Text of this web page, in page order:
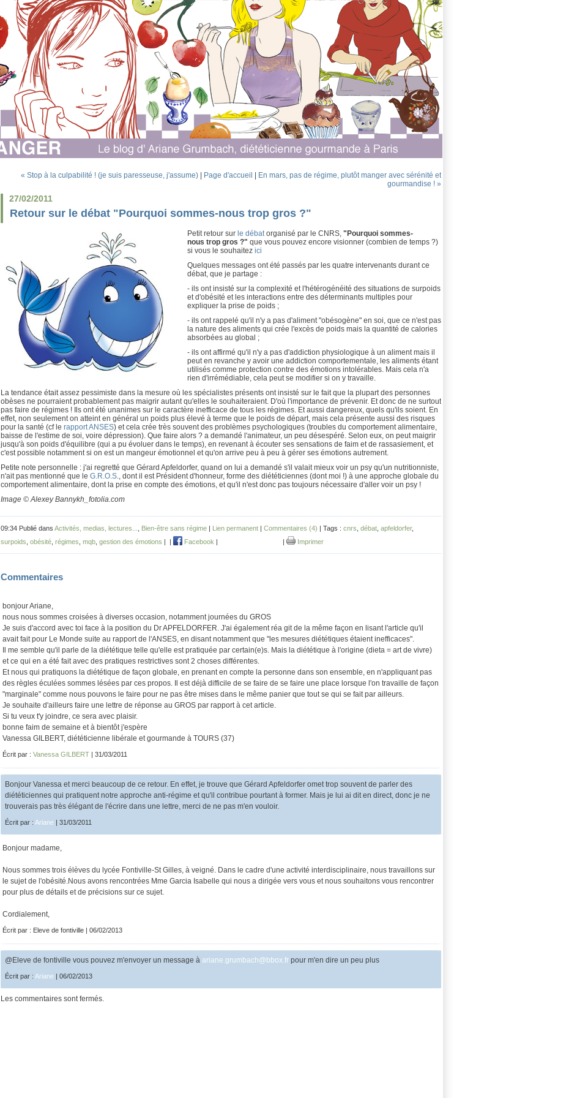
« Stop à la culpabilité ! (je suis paresseuse, j'assume) Page d'accueil
En mars, pas de régime, plutôt manger avec sérénité et
gourmandise ! »
27/02/2011
Retour sur le débat "Pourquoi sommes-nous trop gros ?"
Petit retour sur le débatorganisé par le CNRS, "Pourquoi sommes-
nous trop gros ?" que vous pouvez encore visionner (combien de temps ?)
si vous le souhaitez ici
Quelques messages ont été passés par les quatre intervenants durant ce
débat, que je partage :
- ils ont insisté sur la complexité et l'hétérogénéité des situations de surpoids
et d'obésité et les interactions entre des déterminants multiples pour
expliquer la prise de poids ;
- ils ont rappelé qu'il n'y a pas d'aliment "obésogène" en soi, que ce n'est pas
la nature des aliments qui crée l'excès de poids mais la quantité de calories
absorbées au global ;
- ils ont affirmé qu'il n'y a pas d'addiction physiologique à un aliment mais il
peut en revanche y avoir une addiction comportementale, les aliments étant
utilisés comme protection contre des émotions intolérables. Mais cela n'a
rien d'irrémédiable, cela peut se modifier si on y travaille.
La tendance était assez pessimiste dans la mesure où les spécialistes présents ont insisté sur le fait que la plupart des personnes
obèses ne pourraient probablement pas maigrir autant qu'elles le souhaiteraient. D'où l'importance de prévenir. Et donc de ne surtout
pas faire de régimes ! Ils ont été unanimes sur le caractère inefficace de tous les régimes. Et aussi dangereux, quels qu'ils soient. En
effet, non seulement on atteint en général un poids plus élevé à terme que le poids de départ, mais cela présente aussi des risques
pour la santé (cf le rapport ANSES) et cela crée très souvent des problèmes psychologiques (troubles du comportement alimentaire,
baisse de l'estime de soi, voire dépression). Que faire alors ? a demandé l'animateur, un peu désespéré. Selon eux, on peut maigrir
jusqu'à son poids d'équilibre (qui a pu évoluer dans le temps), en revenant à écouter ses sensations de faim et de rassasiement, et
c'est possible notamment si on est un mangeur émotionnel et qu'on arrive peu à peu à gérer ses émotions autrement.
Petite note personnelle : j'ai regretté que Gérard Apfeldorfer, quand on lui a demandé s'il valait mieux voir un psy qu'un nutritionniste,
n'ait pas mentionné que le G.R.O.S., dont il est Président d'honneur, forme des diététiciennes (dont moi !) à une approche globale du
comportement alimentaire, dont la prise en compte des émotions, et qu'il n'est donc pas toujours nécessaire d'aller voir un psy !
Image © Alexey Bannykh_fotolia.com
09:34 Publié dans Activités, medias, lectures... Bien-être sans régime | Lien permanent | Commentaires (4) | Tags : cnrs débat apfeldorfer,
surpoids obésité régimes mqb gestion des émotions | | Facebook | | Imprimer
Commentaires
bonjour Ariane,
nous nous sommes croisées à diverses occasion, notamment journées du GROS
Je suis d'accord avec toi face à la position du Dr APFELDORFER. J'ai également réa git de la même façon en lisant l'article qu'il
avait fait pour Le Monde suite au rapport de l'ANSES, en disant notamment que "les mesures diététiques étaient inefficaces".
Il me semble qu'il parle de la diététique telle qu'elle est pratiquée par certain(e)s. Mais la diététique à l'origine (dieta = art de vivre)
et ce qui en a été fait avec des pratiques restrictives sont 2 choses différentes.
Et nous qui pratiquons la diététique de façon globale, en prenant en compte la personne dans son ensemble, en n'appliquant pas
des règles éculées sommes lésées par ces propos. Il est déjà difficile de se faire de se faire une place lorsque l'on travaille de façon
"marginale" comme nous pouvons le faire pour ne pas être mises dans le même panier que tout se qui se fait par ailleurs.
Je souhaite d'ailleurs faire une lettre de réponse au GROS par rapport à cet article.
Si tu veux t'y joindre, ce sera avec plaisir.
bonne faim de semaine et à bientôt j'espère
Vanessa GILBERT, diététicienne libérale et gourmande à TOURS (37)
Écrit par : Vanessa GILBERT | 31/03/2011
Bonjour Vanessa et merci beaucoup de ce retour. En effet, je trouve que Gérard Apfeldorfer omet trop souvent de parler des
diététiciennes qui pratiquent notre approche anti-régime et qu'il contribue pourtant à former. Mais je lui ai dit en direct, donc je ne
trouverais pas très élégant de l'écrire dans une lettre, merci de ne pas m'en vouloir.
Écrit par : Ariane | 31/03/2011
Bonjour madame,
Nous sommes trois élèves du lycée Fontiville-St Gilles, à veigné. Dans le cadre d'une activité interdisciplinaire, nous travaillons sur
le sujet de l'obésité.Nous avons rencontrées Mme Garcia Isabelle qui nous a dirigée vers vous et nous souhaitons vous rencontrer
pour plus de détails et de précisions sur ce sujet.
Cordialement,
Écrit par : Eleve de fontiville | 06/02/2013
@Eleve de fontiville vous pouvez m'envoyer un message à ariane.grumbach@bbox.fr pour m'en dire un peu plus
Écrit par : Ariane | 06/02/2013
Les commentaires sont fermés.